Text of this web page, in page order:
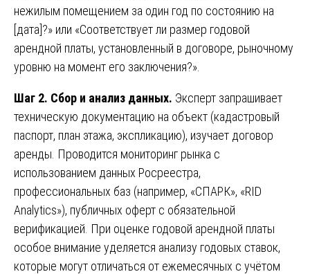
нежилым помещением за один год по состоянию на
[дата]?» или «Соответствует ли размер годовой
арендной платы, установленный в договоре, рыночному
уровню на момент его заключения?».
Шаг 2. Сбор и анализ данных. Эксперт запрашивает
техническую документацию на объект (кадастровый
паспорт, план этажа, экспликацию), изучает договор
аренды. Проводится мониторинг рынка с
использованием данных Росреестра,
профессиональных баз (например, «СПАРК», «RID
Analytics»), публичных оферт с обязательной
верификацией. При оценке годовой арендной платы
особое внимание уделяется анализу годовых ставок,
которые могут отличаться от ежемесячных с учётом